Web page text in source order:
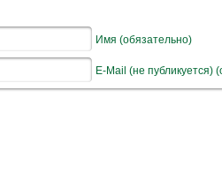
Имя (обязательно)
E-Mail (не публикуется)